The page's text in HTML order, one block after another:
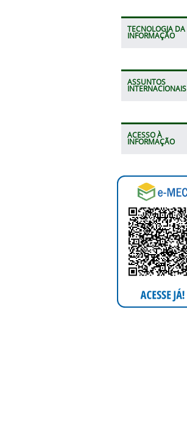
TECNOLOGIA DA
INFORMAÇÃO
ASSUNTOS
INTERNACIONAIS
ACESSO À
INFORMAÇÃO